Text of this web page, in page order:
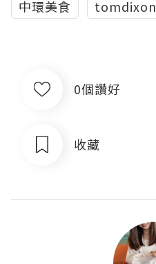
中環美食 tomdixon
0個讚好
收藏